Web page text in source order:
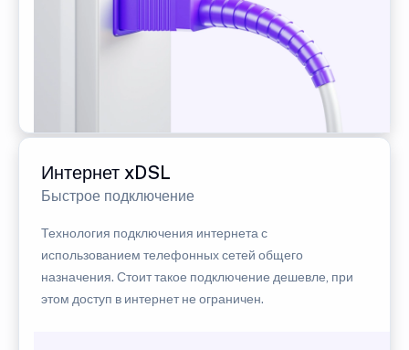
Интернет xDSL
Быстрое подключение
Технология подключения интернета с
использованием телефонных сетей общего
назначения. Стоит такое подключение дешевле, при
этом доступ в интернет не ограничен.